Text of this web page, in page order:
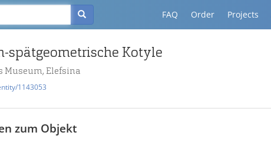
FAQ Order Projects
spätgeometrische Kotyle
Museum, Elefsina
1143053
zum Objekt